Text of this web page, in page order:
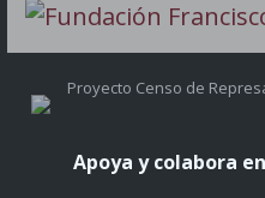
Proyecto Censo de
Apoya y colabora